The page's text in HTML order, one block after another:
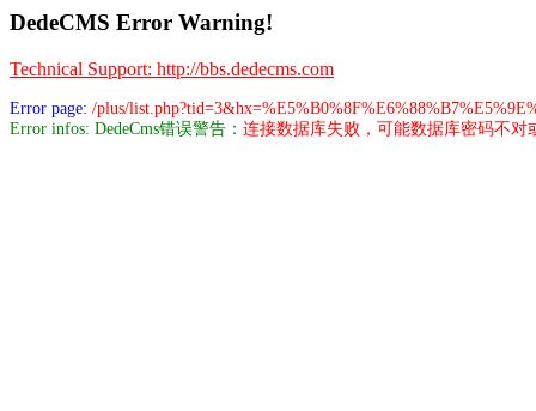
DedeCMS Error Warning!
Technical Support: http://bbs.dedecms.com
Error page: /plus/
Error infos: DedeCms错误警告： 连接数据库失败，可能数据库密码不对